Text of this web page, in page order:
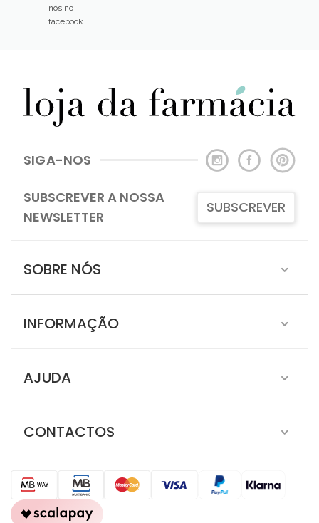
nós no
facebook
SIGA-NOS
SUBSCREVER A NOSSA
NEWSLETTER
SUBSCREVER
SOBRE NÓS
INFORMAÇÃO
AJUDA
CONTACTOS